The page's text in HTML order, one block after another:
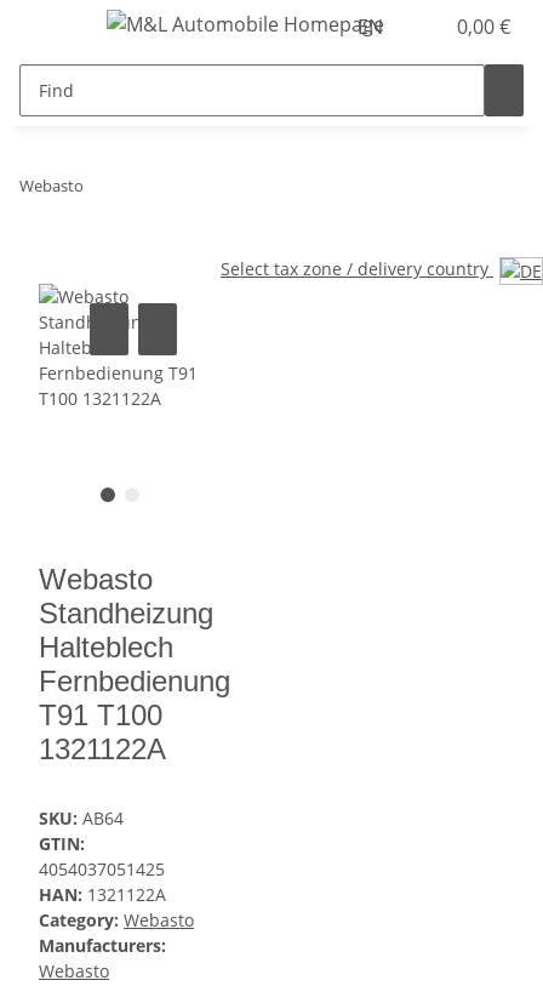
EN 0,00 €
Webasto
Select tax zone / delivery country
Webasto
Standheizung
Halteblech
Fernbedienung
T91 T100
1321122A
SKU: AB64
GTIN:
4054037051425
HAN: 1321122A
Category: Webasto
Manufacturers:
Webasto